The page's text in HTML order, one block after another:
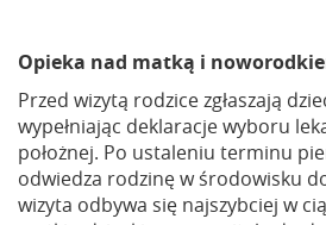
Opieka nad matką i
Przed wizytą rodzice zgłaszają
wypełniając deklaracje wyboru
położnej. Po ustaleniu terminu
odwiedza rodzinę w środowisku
wizyta odbywa się najszybciej w